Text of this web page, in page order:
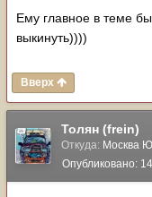
Ему главное в теме
выкинуть))))
Вверх
Толян (frein)
Откуда: Москва
Опубликовано: